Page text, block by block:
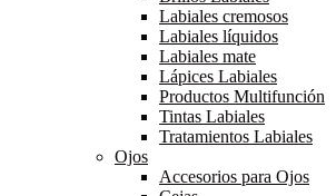
Labiales cremosos
Labiales líquidos
Labiales mate
Lápices Labiales
Productos Multifunción
Tintas Labiales
Tratamientos Labiales
Ojos
Accesorios para Ojos